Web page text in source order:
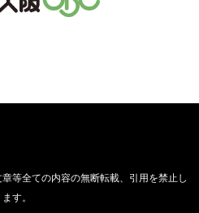
等全ての内容の無断転載、引用を禁止し
ます。